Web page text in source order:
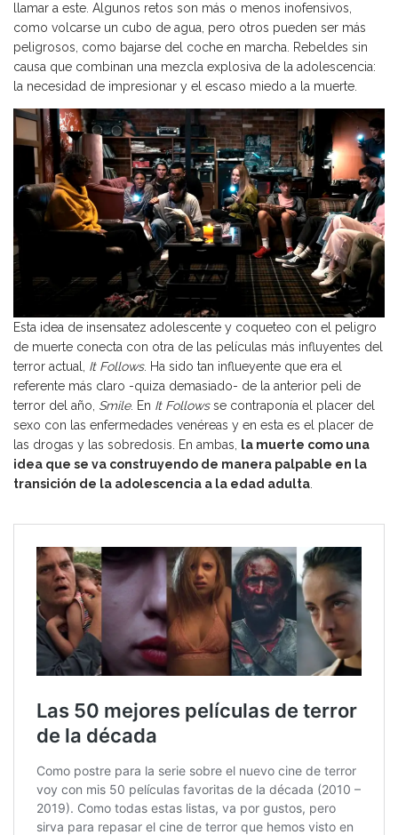
llamar a este. Algunos retos son más o menos inofensivos,
como volcarse un cubo de agua, pero otros pueden ser más
peligrosos, como bajarse del coche en marcha. Rebeldes sin
causa que combinan una mezcla explosiva de la adolescencia:
la necesidad de impresionar y el escaso miedo a la muerte.
Esta idea de insensatez adolescente y coqueteo con el peligro
de muerte conecta con otra de las películas más influyentes del
terror actual, It Follows. Ha sido tan influeyente que era el
referente más claro -quiza demasiado- de la anterior peli de
terror del año, Smile. En It Followsse contraponía el placer del
sexo con las enfermedades venéreas y en esta es el placer de
las drogas y las sobredosis. En ambas, la muerte como una
idea que se va construyendo de manera palpable en la
transición de la adolescencia a la edad adulta.